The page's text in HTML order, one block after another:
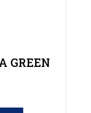
GREEN